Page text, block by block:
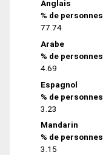
Anglais
% de personnes
77.74
Arabe
% de personnes
4.69
Espagnol
% de personnes
3.23
Mandarin
% de personnes
3.15